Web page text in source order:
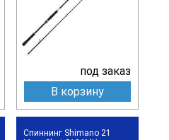
под заказ
В корзину
Спиннинг Shimano 21